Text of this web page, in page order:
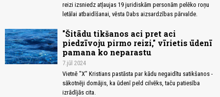
reizi izsniedz atļaujas 19 juridiskām personām pelēko roņu
letālai atbaidīšanai, vēsta Dabs aizsardzības pārvalde.
"Šitādu tikšanos aci pret aci
piedzīvoju pirmo reizi," vīrietis ūdenī
pamana ko neparastu
7.jūl 2024
Vietnē "X" Kristians pastāsta par kādu negaidītu satikšanos -
sākotnēji domājis, ka ūdenī peld cilvēks, taču patiesība
izrādījās cita.